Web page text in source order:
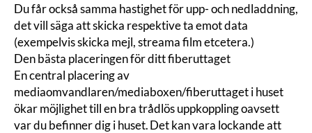
Du får också samma hastighet för upp- och nedladdning,
det vill säga att skicka respektive ta emot data
(exempelvis skicka mejl, streama film etcetera.)
Den bästa placeringen för ditt fiberuttaget
En central placering av
mediaomvandlaren/mediaboxen/fiberuttaget i huset
ökar möjlighet till en bra trådlös uppkoppling oavsett
var du befinner dig i huset. Det kan vara lockande att